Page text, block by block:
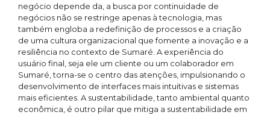
negócio depende da, a busca por continuidade de
negócios não se restringe apenas à tecnologia, mas
também engloba a redefinição de processos e a criação
de uma cultura organizacional que fomente a inovação e a
resiliência no contexto de Sumaré. A experiência do
usuário final, seja ele um cliente ou um colaborador em
Sumaré, torna-se o centro das atenções, impulsionando o
desenvolvimento de interfaces mais intuitivas e sistemas
mais eficientes. A sustentabilidade, tanto ambiental quanto
econômica, é outro pilar que mitiga a sustentabilidade em